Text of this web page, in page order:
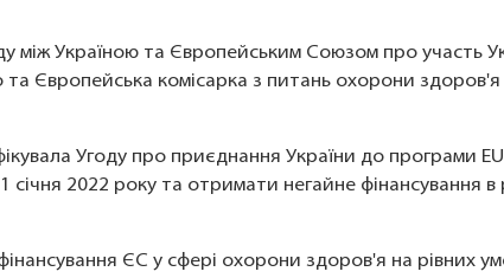
між Україною та Європейським Союзом про участь
Європейська комісарка з питань охорони
Угоду про приєднання України до програми
січня 2022 року та отримати негайне фінансування
ЄС у сфері охорони здоров'я на рівних